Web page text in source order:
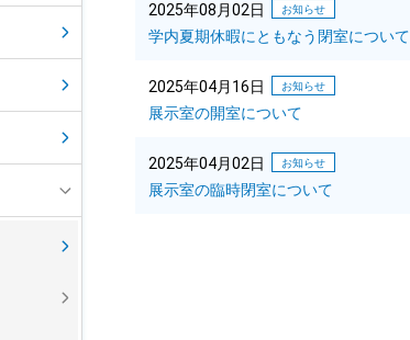
2025年08月02日 お知らせ
学内夏期休暇にともなう閉室について
2025年04月16日 お知らせ
展示室の開室について
2025年04月02日 お知らせ
展示室の臨時閉室について